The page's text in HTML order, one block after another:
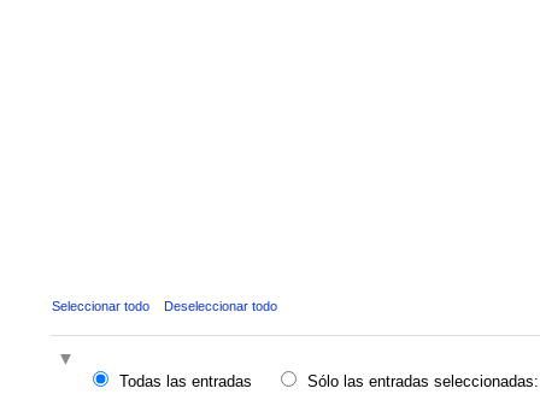
Seleccionar todo Deseleccionar todo
Todas las entradas
Sólo las entradas seleccionadas: